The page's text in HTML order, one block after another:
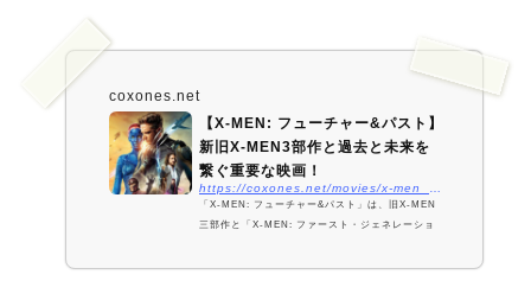
coxones.net
【X-MEN: フューチャー&パスト】
新旧X-MEN3部作と過去と未来を
繋ぐ重要な映画！
「X-MEN: フューチャー&パスト」は、旧X-MEN
三部作と「X-MEN: ファースト・ジェネレーショ